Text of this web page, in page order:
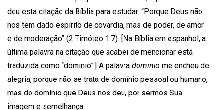
deu esta citação da Bíblia para estudar: “Porque Deus não
nos tem dado espírito de covardia, mas de poder, de amor
e de moderação” (2 Timóteo 1:7). [Na Bíblia em espanhol, a
última palavra na citação que acabei de mencionar está
traduzida como “domínio”.] A palavra domínio me encheu de
alegria, porque não se trata de domínio pessoal ou humano,
mas do domínio que Deus nos deu, por sermos Sua
imagem e semelhança.